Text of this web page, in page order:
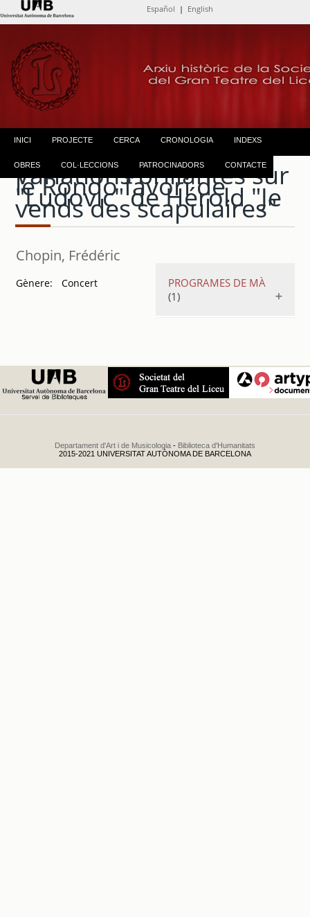
Español | English
INICI PROJECTE CERCA CRONOLOGIA INDEXS
OBRES COL·LECCIONS PATROCINADORS CONTACTE
Variations brillantes sur
le Rondo favori de
"Ludovic" de Hérold "Je
vends des scapulaires"
Chopin, Frédéric
Gènere: Concert
PROGRAMES DE MÀ
(1)
Departament d'Art i de Musicologia - Biblioteca d'Humanitats
2015-2021 UNIVERSITAT AUTÒNOMA DE BARCELONA